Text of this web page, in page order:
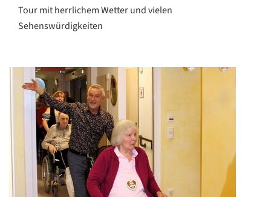
Tour mit herrlichem Wetter und vielen
Sehenswürdigkeiten